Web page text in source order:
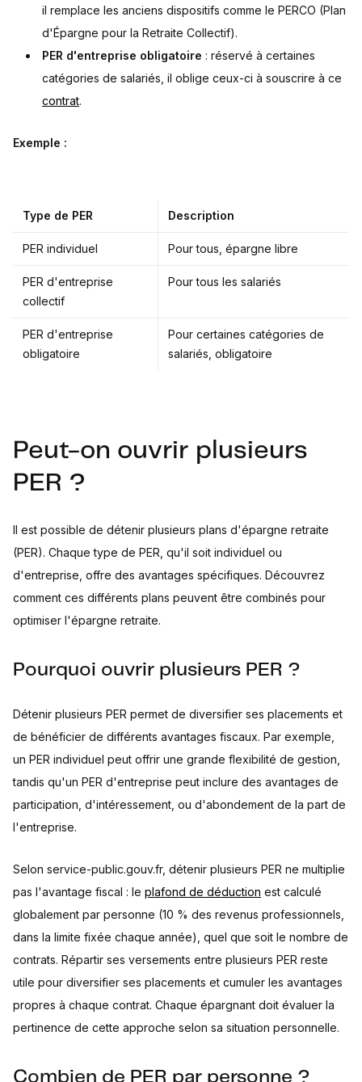
il remplace les anciens dispositifs comme le PERCO (Plan
d'Épargne pour la Retraite Collectif).
PER d'entreprise obligatoire : réservé à certaines
catégories de salariés, il oblige ceux-ci à souscrire à ce
contrat.
Exemple :
Type de PER Description
PER individuel Pour tous, épargne libre
PER d'entreprise
collectif
Pour tous les salariés
PER d'entreprise
obligatoire
Pour certaines catégories de
salariés, obligatoire
Peut-on ouvrir plusieurs
PER ?
Il est possible de détenir plusieurs plans d'épargne retraite
(PER). Chaque type de PER, qu'il soit individuel ou
d'entreprise, offre des avantages spécifiques. Découvrez
comment ces différents plans peuvent être combinés pour
optimiser l'épargne retraite.
Pourquoi ouvrir plusieurs PER ?
Détenir plusieurs PER permet de diversifier ses placements et
de bénéficier de différents avantages fiscaux. Par exemple,
un PER individuel peut offrir une grande flexibilité de gestion,
tandis qu'un PER d'entreprise peut inclure des avantages de
participation, d'intéressement, ou d'abondement de la part de
l'entreprise.
Selon service-public.gouv.fr, détenir plusieurs PER ne multiplie
pas l'avantage fiscal : le plafond de déduction est calculé
globalement par personne (10 % des revenus professionnels,
dans la limite fixée chaque année), quel que soit le nombre de
contrats. Répartir ses versements entre plusieurs PER reste
utile pour diversifier ses placements et cumuler les avantages
propres à chaque contrat. Chaque épargnant doit évaluer la
pertinence de cette approche selon sa situation personnelle.
Combien de PER par personne ?